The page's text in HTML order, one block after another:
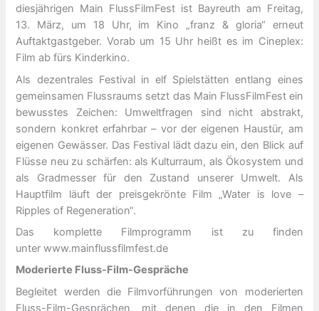
diesjährigen Main FlussFilmFest ist Bayreuth am Freitag,
13. März, um 18 Uhr, im Kino „franz & gloria“ erneut
Auftaktgastgeber. Vorab um 15 Uhr heißt es im Cineplex:
Film ab fürs Kinderkino.
Als dezentrales Festival in elf Spielstätten entlang eines
gemeinsamen Flussraums setzt das Main FlussFilmFest ein
bewusstes Zeichen: Umweltfragen sind nicht abstrakt,
sondern konkret erfahrbar – vor der eigenen Haustür, am
eigenen Gewässer. Das Festival lädt dazu ein, den Blick auf
Flüsse neu zu schärfen: als Kulturraum, als Ökosystem und
als Gradmesser für den Zustand unserer Umwelt. Als
Hauptfilm läuft der preisgekrönte Film „Water is love –
Ripples of Regeneration“.
Das komplette Filmprogramm ist zu finden
unter www.mainflussfilmfest.de
Moderierte Fluss-Film-Gespräche
Begleitet werden die Filmvorführungen von moderierten
Fluss-Film-Gesprächen, mit denen die in den Filmen